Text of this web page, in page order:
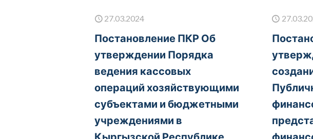
27.03.2024
Постановление ПКР Об
утверждении Порядка
ведения кассовых
операций хозяйствующими
субъектами и бюджетными
учреждениями в
Кыргызской Республике